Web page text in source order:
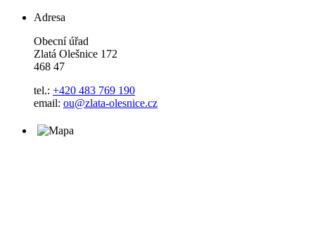
Adresa
Obecní úřad
Zlatá Olešnice 172
468 47
tel.: +420 483 769 190
email: ou@zlata-olesnice.cz